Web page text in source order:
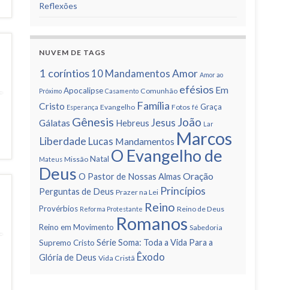
Reflexões
NUVEM DE TAGS
1 corí­ntios 10 Mandamentos Amor Amor ao
Próximo Apocalipse Casamento Comunhão efésios Em
Cristo Esperança Evangelho Famí­lia Fotos fé Graça
Gálatas Gênesis Hebreus Jesus João Lar
Liberdade Lucas Mandamentos Marcos
Mateus Missão Natal O Evangelho de
Deus O Pastor de Nossas Almas Oração
Perguntas de Deus Prazer na Lei Princí­pios
Provérbios Reforma Protestante Reino Reino de Deus
Reino em Movimento Romanos Sabedoria
Supremo Cristo Série Soma: Toda a Vida Para a
Glória de Deus Vida Cristã Êxodo